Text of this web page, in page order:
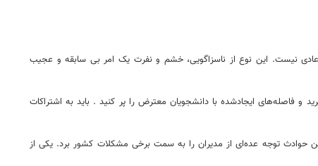
عادی نیست. این نوع از ناسزاگویی، خشم و نفرت یک امر بی سابقه و عجیب
فاصله‌های ایجادشده با دانشجویان معترض را پر کنید . باید به اشتراکات
حوادث توجه عده‌ای از مدیران را به سمت برخی مشکلات کشور برد. یکی از